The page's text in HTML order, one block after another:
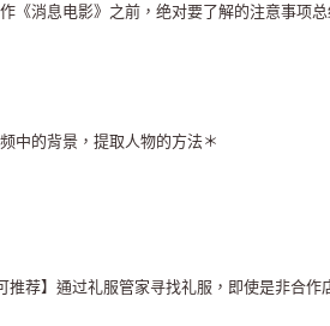
《消息电影》之前，绝对要了解的注意事项
中的背景，提取人物的方法＊
推荐】通过礼服管家寻找礼服，即使是非合作